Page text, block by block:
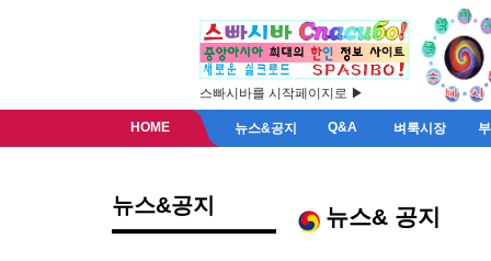
스빠시바를 시작페이지로 ▶
HOME 뉴스&공지 Q&A 벼룩시장
뉴스&공지 뉴스& 공지